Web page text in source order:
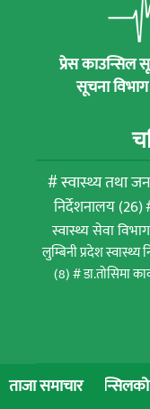
ताजा समाचार
अध्यक्षमा प्रजापति
प्रेस काउन्सिल
सूचना विभाग
स्वास्थ्य तथा
निर्देशनालय(26)
स्वास्थ्य सेवा विभाग
लुम्बिनी प्रदेश स्वास्थ्य
(8)
डा.तोसिमा
बुटवल